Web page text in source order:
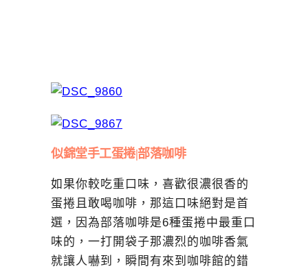
似錦堂手工蛋捲|部落咖啡
如果你較吃重口味，喜歡很濃很香的
蛋捲且敢喝咖啡，那這口味絕對是首
選，因為部落咖啡是6種蛋捲中最重口
味的，一打開袋子那濃烈的咖啡香氣
就讓人嚇到，瞬間有來到咖啡館的錯